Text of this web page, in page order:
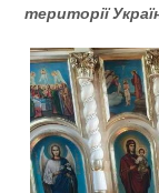
території